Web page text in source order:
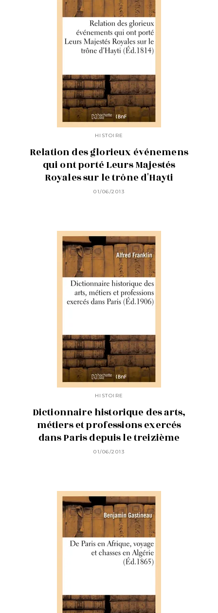
HISTOIRE
Relation des glorieux événemens
qui ont porté Leurs Majestés
Royales sur le trône d'Hayti
01/06/2013
HISTOIRE
Dictionnaire historique des arts,
métiers et professions exercés
dans Paris depuis le treizième
01/06/2013